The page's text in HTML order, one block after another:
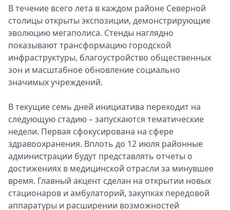
В течение всего лета в каждом районе Северной
столицы открыты экспозиции, демонстрирующие
эволюцию мегаполиса. Стенды наглядно
показывают трансформацию городской
инфраструктуры, благоустройство общественных
зон и масштабное обновление социально
значимых учреждений.
В текущие семь дней инициатива переходит на
следующую стадию – запускаются тематические
недели. Первая сфокусирована на сфере
здравоохранения. Вплоть до 12 июля районные
администрации будут представлять отчеты о
достижениях в медицинской отрасли за минувшее
время. Главный акцент сделан на открытии новых
стационаров и амбулаторий, закупках передовой
аппаратуры и расширении возможностей